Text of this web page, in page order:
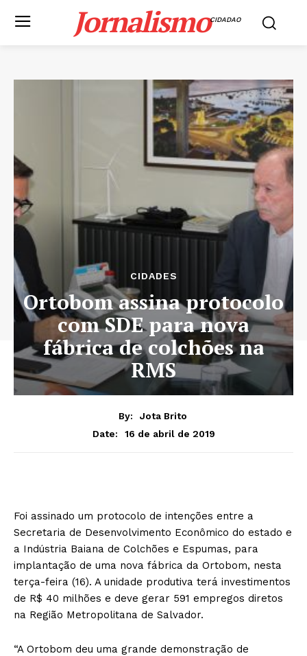
JornalismoCIDADAO
CIDADES
Ortobom assina protocolo
com SDE para nova
fábrica de colchões na
RMS
By:
Jota Brito
Date:
16 de abril de 2019
Foi assinado um protocolo de intenções entre a
Secretaria de Desenvolvimento Econômico do estado e
a Indústria Baiana de Colchões e Espumas, para
implantação de uma nova fábrica da Ortobom, nesta
terça-feira (16). A unidade produtiva terá investimentos
de R$ 40 milhões e deve gerar 591 empregos diretos
na Região Metropolitana de Salvador.
“A Ortobom deu uma grande demonstração de